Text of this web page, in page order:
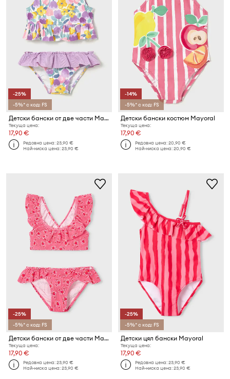
-25%
-5%* с код: FS
Детски бански от две части Mayoral
Текуща цена:
17,90 €
Редовна цена:23,90 €
Най-ниска цена:23,90 €
-14%
-5%* с код: FS
Детски бански костюм Mayoral
Текуща цена:
17,90 €
Редовна цена:20,90 €
Най-ниска цена:20,90 €
-25%
-5%* с код: FS
Детски бански от две части Mayoral
Текуща цена:
17,90 €
Редовна цена:23,90 €
Най-ниска цена:23,90 €
-25%
-5%* с код: FS
Детски цял бански Mayoral
Текуща цена:
17,90 €
Редовна цена:23,90 €
Най-ниска цена:23,90 €